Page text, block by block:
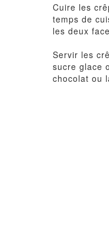
Cuire les
temps de
les deux
Servir les
sucre glace
chocolat ou